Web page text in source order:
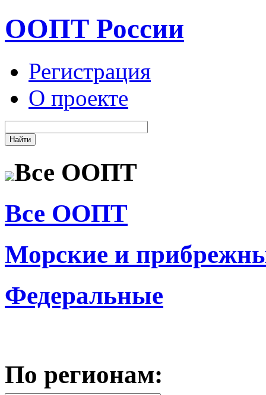
ООПТ России
Регистрация
О проекте
Все ООПТ
Все ООПТ
Морские и
Федеральные
По регионам: